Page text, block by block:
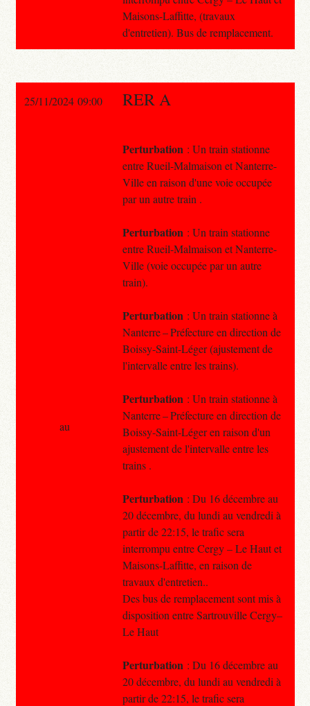
Maisons-Laffitte, (travaux
d'entretien). Bus de remplacement.
25/11/2024 09:00 RER A
Perturbation : Un train stationne
entre Rueil-Malmaison et Nanterre-
Ville en raison d'une voie occupée
par un autre train .
Perturbation : Un train stationne
entre Rueil-Malmaison et Nanterre-
Ville (voie occupée par un autre
train).
Perturbation : Un train stationne à
Nanterre – Préfecture en direction de
Boissy-Saint-Léger (ajustement de
l'intervalle entre les trains).
Perturbation : Un train stationne à
Nanterre – Préfecture en direction de
Boissy-Saint-Léger en raison d'un
ajustement de l'intervalle entre les
trains .
Perturbation : Du 16 décembre au
20 décembre, du lundi au vendredi à
partir de 22:15, le trafic sera
interrompu entre Cergy – Le Haut et
Maisons-Laffitte, en raison de
travaux d'entretien..
Des bus de remplacement sont mis à
disposition entre Sartrouville Cergy–
Le Haut
Perturbation : Du 16 décembre au
20 décembre, du lundi au vendredi à
partir de 22:15, le trafic sera
au